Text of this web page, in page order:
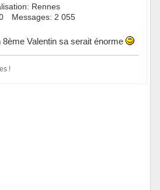
Rennes
Messages: 2 055
Valentin sa serait énorme
!